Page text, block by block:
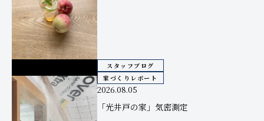
スタッフブログ
家づくりレポート
2026.08.05
「光井戸の家」気密測定